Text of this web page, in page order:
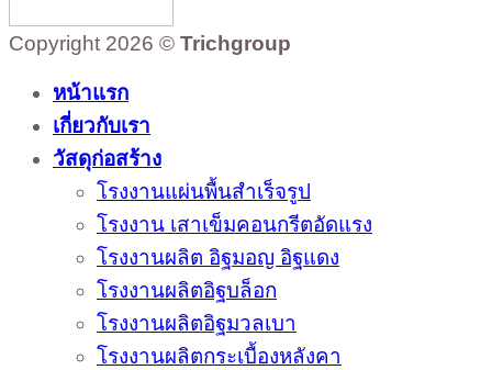
Copyright 2026 © Trichgroup
หน้าแรก
เกี่ยวกับเรา
วัสดุก่อสร้าง
โรงงานแผ่นพื้นสำเร็จรูป
โรงงาน เสาเข็มคอนกรีตอัดแรง
โรงงานผลิต อิฐมอญ อิฐแดง
โรงงานผลิตอิฐบล็อก
โรงงานผลิตอิฐมวลเบา
โรงงานผลิตกระเบื้องหลังคา